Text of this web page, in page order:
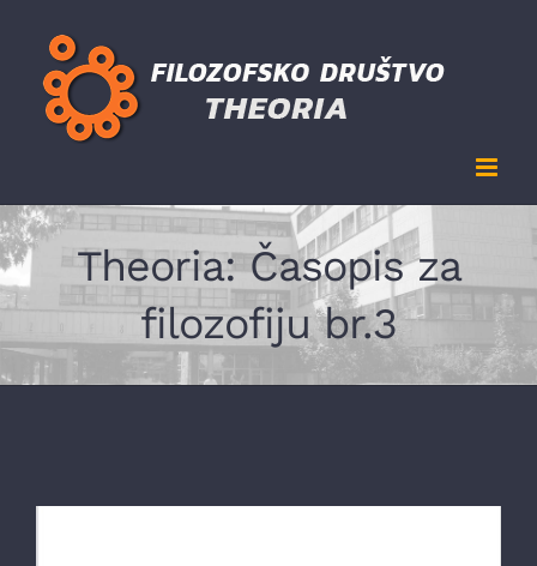
content
Theoria: Časopis za
filozofiju br.3